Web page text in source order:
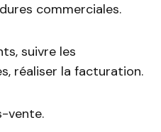
commerciales.
suivre les
réaliser la facturation.
vente.